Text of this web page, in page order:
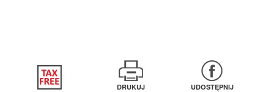
DRUKUJ UDOSTĘPNIJ